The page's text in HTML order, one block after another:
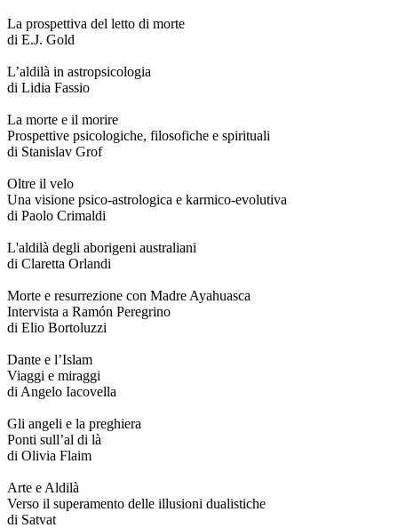
La prospettiva del letto di morte
di E.J. Gold
L’aldilà in astropsicologia
di Lidia Fassio
La morte e il morire
Prospettive psicologiche, filosofiche e spirituali
di Stanislav Grof
Oltre il velo
Una visione psico-astrologica e karmico-evolutiva
di Paolo Crimaldi
L'aldilà degli aborigeni australiani
di Claretta Orlandi
Morte e resurrezione con Madre Ayahuasca
Intervista a Ramón Peregrino
di Elio Bortoluzzi
Dante e l’Islam
Viaggi e miraggi
di Angelo Iacovella
Gli angeli e la preghiera
Ponti sull’al di là
di Olivia Flaim
Arte e Aldilà
Verso il superamento delle illusioni dualistiche
di Satvat